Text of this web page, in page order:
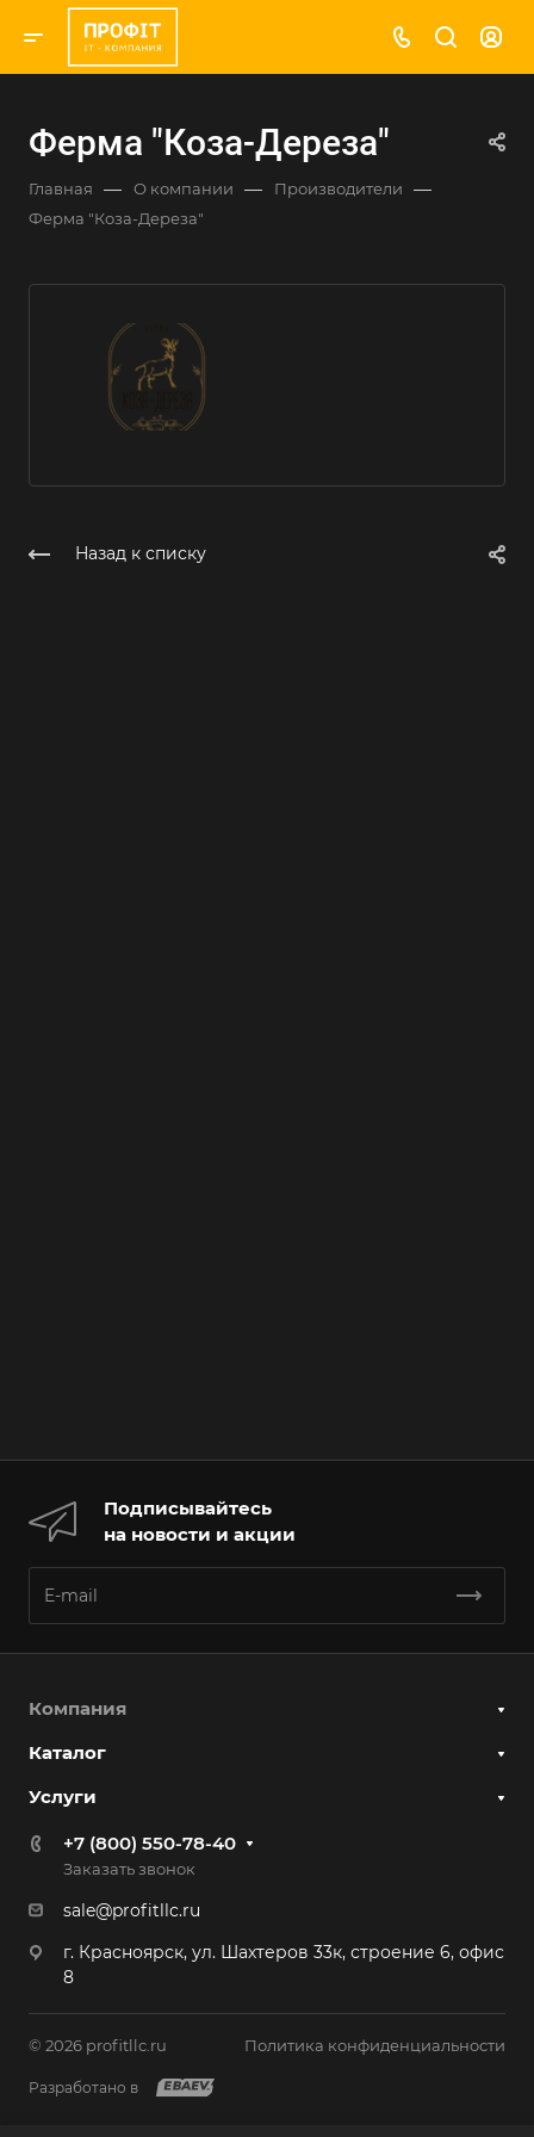
Ферма "Коза-Дереза"
Главная — О компании — Производители —
Ферма "Коза-Дереза"
Назад к списку
Подписывайтесь
на новости и акции
Компания
Каталог
Услуги
+7 (800) 550-78-40
Заказать звонок
sale@profitllc.ru
г. Красноярск, ул. Шахтеров 33к, строение 6, офис
8
© 2026 profitllc.ru Политика конфиденциальности
Разработано в